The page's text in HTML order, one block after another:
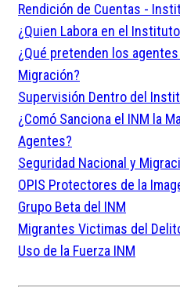
Rendición de Cuentas -
¿Quien Labora en el
¿Qué pretenden los
Migración?
Supervisión Dentro del
¿Comó Sanciona el INM la
Agentes?
Seguridad Nacional y
OPIS Protectores de la
Grupo Beta del INM
Migrantes Victimas del
Uso de la Fuerza INM